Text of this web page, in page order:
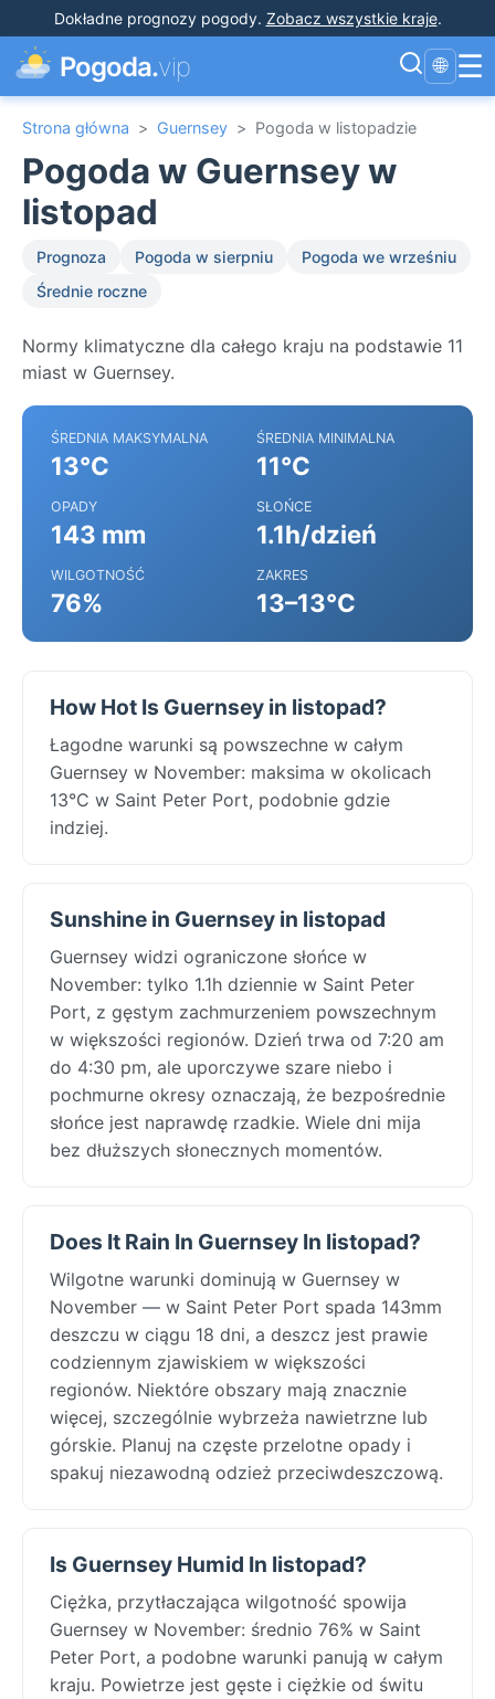
Dokładne prognozy pogody. Zobacz wszystkie kraje.
Pogoda.vip 🌐 ☰
Strona główna > Guernsey > Pogoda w listopadzie
Pogoda w Guernsey w
listopad
Prognoza Pogoda w sierpniu
Pogoda we wrześniu
Średnie roczne
Normy klimatyczne dla całego kraju na podstawie 11
miast w Guernsey.
ŚREDNIA MAKSYMALNA
13°C
ŚREDNIA MINIMALNA
11°C
OPADY
143 mm
SŁOŃCE
1.1h/dzień
WILGOTNOŚĆ
76%
ZAKRES
13–13°C
How Hot Is Guernsey in listopad?
Łagodne warunki są powszechne w całym
Guernsey w November: maksima w okolicach
13°C w Saint Peter Port, podobnie gdzie
indziej.
Sunshine in Guernsey in listopad
Guernsey widzi ograniczone słońce w
November: tylko 1.1h dziennie w Saint Peter
Port, z gęstym zachmurzeniem powszechnym
w większości regionów. Dzień trwa od 7:20 am
do 4:30 pm, ale uporczywe szare niebo i
pochmurne okresy oznaczają, że bezpośrednie
słońce jest naprawdę rzadkie. Wiele dni mija
bez dłuższych słonecznych momentów.
Does It Rain In Guernsey In listopad?
Wilgotne warunki dominują w Guernsey w
November — w Saint Peter Port spada 143mm
deszczu w ciągu 18 dni, a deszcz jest prawie
codziennym zjawiskiem w większości
regionów. Niektóre obszary mają znacznie
więcej, szczególnie wybrzeża nawietrzne lub
górskie. Planuj na częste przelotne opady i
spakuj niezawodną odzież przeciwdeszczową.
Is Guernsey Humid In listopad?
Ciężka, przytłaczająca wilgotność spowija
Guernsey w November: średnio 76% w Saint
Peter Port, a podobne warunki panują w całym
kraju. Powietrze jest gęste i ciężkie od świtu